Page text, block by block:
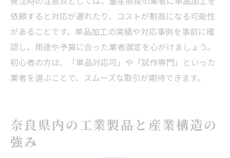
依頼すると対応が遅れたり、コストが割高になる可能性
があることです。単品加工の実績や対応事例を事前に確
認し、用途や予算に合った業者選定を心がけましょう。
初心者の方は、「単品対応可」や「試作専門」といった
業者を選ぶことで、スムーズな取引が期待できます。
奈良県内の工業製品と産業構造の
強み